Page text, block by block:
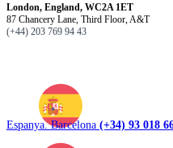
London, England, WC2A 1ET
87 Chancery Lane, Third Floor, A&T
(+44) 203 769 94 43
Espanya. Barcelona (+34) 93 018